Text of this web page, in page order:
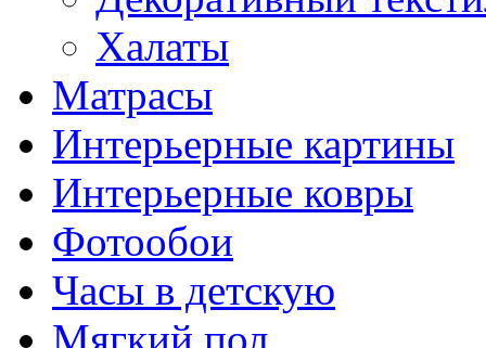
Халаты
Матрасы
Интерьерные картины
Интерьерные ковры
Фотообои
Часы в детскую